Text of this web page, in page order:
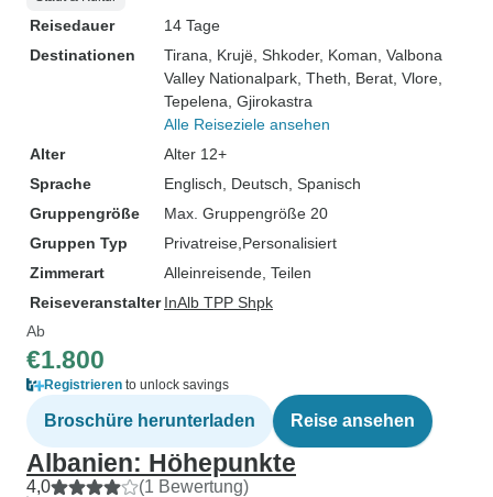
Reisedauer
14 Tage
Destinationen
Tirana , Krujë , Shkoder, Koman , Valbona
Valley Nationalpark , Theth , Berat , Vlore
Tepelena , Gjirokastra
Alle Reiseziele ansehen
Alter
Alter 12+
Sprache
Englisch, Deutsch, Spanisch
Gruppengröße
Max. Gruppengröße 20
Gruppen Typ
Privatreise Personalisiert
Zimmerart
Alleinreisende, Teilen
Reiseveranstalter InAlb TPP Shpk
Ab
€1.800
Registrieren to unlock savings
Broschüre herunterladen Reise ansehen
Albanien: Höhepunkte
4,0 (1 Bewertung)